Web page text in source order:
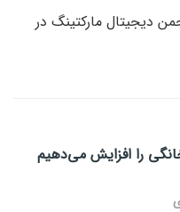
دیجیتال مارکتینگ در
را افزایش می‌دهیم